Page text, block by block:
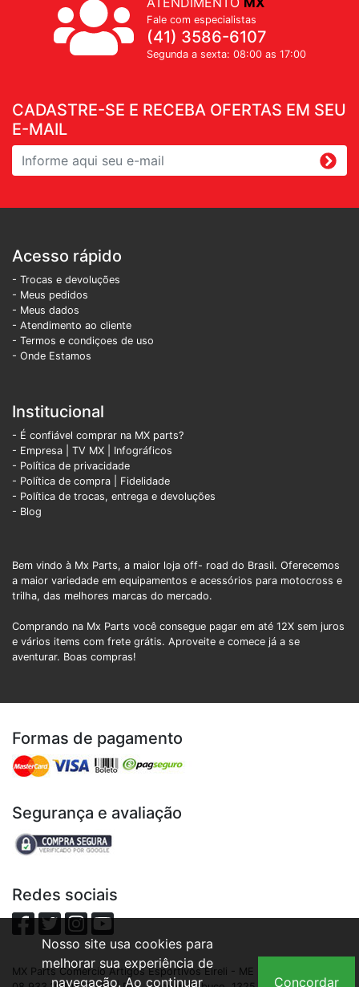
CADASTRE-SE E RECEBA OFERTAS EM SEU
E-MAIL
Fale com especialistas
(41) 3586-6107
Segunda a sexta: 08:00 as 17:00
Acesso rápido
- Trocas e devoluções
- Meus pedidos
- Meus dados
- Atendimento ao cliente
- Termos e condiçoes de uso
- Onde Estamos
Institucional
- É confiável comprar na MX parts?
- Empresa
TV MX
Infográficos
- Política de privacidade
- Política de compra | Fidelidade
- Política de trocas, entrega e devoluções
- Blog
Bem vindo à Mx Parts, a maior loja off- road do Brasil. Oferecemos
a maior variedade em equipamentos e acessórios para motocross e
trilha, das melhores marcas do mercado.
Comprando na Mx Parts você consegue pagar em até 12X sem juros
e vários items com frete grátis. Aproveite e comece já a se
aventurar. Boas compras!
Formas de pagamento
Segurança e avaliação
Redes sociais
MX Parts Comercio Artigos Esportivos Eireli - ME | CNPJ:
Nosso site usa cookies para
melhorar sua experiência de
navegação. Ao continuar
Concordar